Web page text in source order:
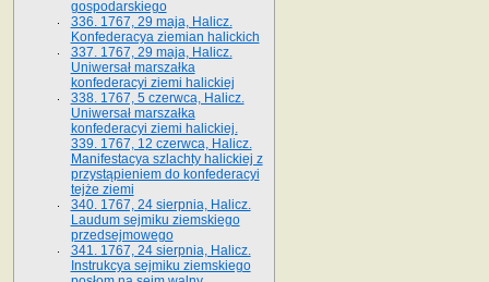
gospodarskiego
336. 1767, 29 maja, Halicz.
Konfederacya ziemian halickich
337. 1767, 29 maja, Halicz.
Uniwersał marszałka
konfederacyi ziemi halickiej
338. 1767, 5 czerwca, Halicz.
Uniwersał marszałka
konfederacyi ziemi halickiej.
339. 1767, 12 czerwca, Halicz.
Manifestacya szlachty halickiej z
przystąpieniem do konfederacyi
tejże ziemi
340. 1767, 24 sierpnia, Halicz.
Laudum sejmiku ziemskiego
przedsejmowego
341. 1767, 24 sierpnia, Halicz.
Instrukcya sejmiku ziemskiego